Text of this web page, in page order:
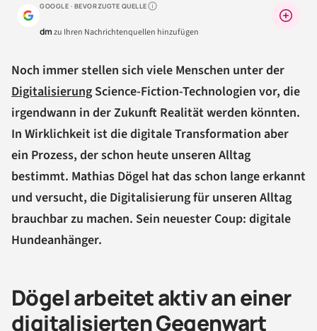
GOOGLE · BEVORZUGTE QUELLEWarum lohnt sich das?
dmzu Ihren Nachrichtenquellen hinzufügen
Noch immer stellen sich viele Menschen unter der
Digitalisierung Science-Fiction-Technologien vor, die
irgendwann in der Zukunft Realität werden könnten.
In Wirklichkeit ist die digitale Transformation aber
ein Prozess, der schon heute unseren Alltag
bestimmt. Mathias Dögel hat das schon lange erkannt
und versucht, die Digitalisierung für unseren Alltag
brauchbar zu machen. Sein neuester Coup: digitale
Hundeanhänger.
Dögel arbeitet aktiv an einer
digitalisierten Gegenwart